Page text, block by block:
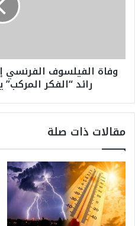
و
أ
ا
ر
ر
ع
د
ل
ف
س
ي
إ
د
غ
رائد “الفكر المركب”
مقالات ذات صلة